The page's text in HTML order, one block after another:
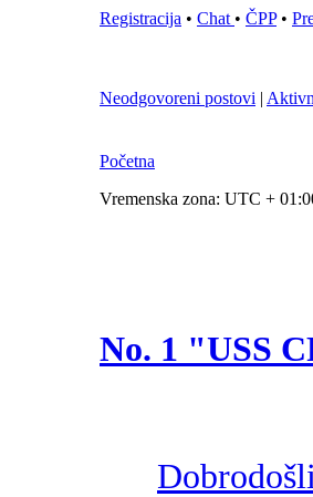
Registracija • Chat • ČPP•
Neodgovoreni postovi |
Početna
Vremenska zona: UTC +
No. 1 "USS
Dobrodošli